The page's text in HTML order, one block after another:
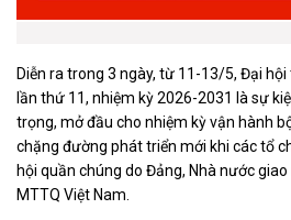
Diễn ra trong 3 ngày, từ 11-13/5, Đại
lần thứ 11, nhiệm kỳ 2026-2031 là sự
trọng, mở đầu cho nhiệm kỳ vận hành
chặng đường phát triển mới khi các tổ
hội quần chúng do Đảng, Nhà nước
MTTQ Việt Nam.